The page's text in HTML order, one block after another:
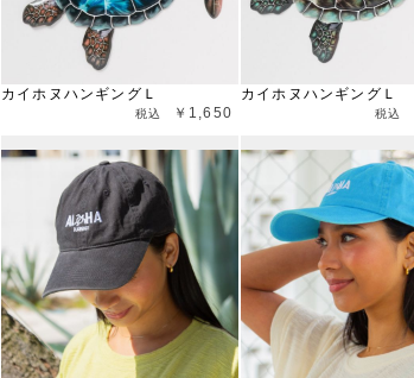
カイホヌハンギングＬ
￥1,650
カイホヌハンギングＬ